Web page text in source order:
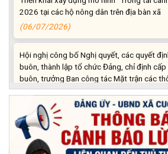
2026 tại các hộ nông dân trên địa bàn xã
(06/07/2026)
Hội nghị công bố Nghị quyết, các quyết
buôn, thành lập tổ chức Đảng, chỉ định cấp
buôn, trưởng Ban công tác Mặt trận các
(03/07/2026)
Xã Cuôr Đăng đã tổ chức lễ kỷ niệm 85
Người cao tuổi Việt Nam (06/06/1941-
chức mừng thọ, chúc thọ Người cao tuổi